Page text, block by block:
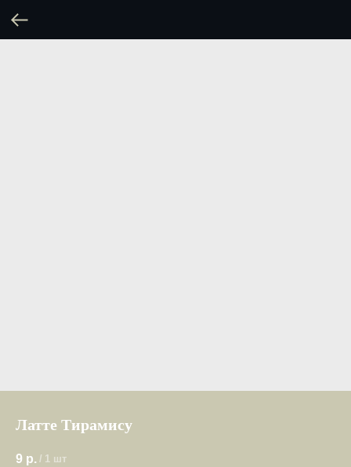
Латте Тирамису
9 р. / 1 шт